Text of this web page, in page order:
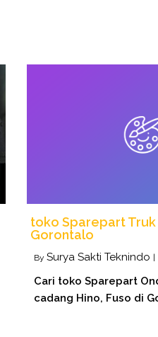
toko Sparepart Truk
Gorontalo
BySurya Sakti Teknindo |
Cari toko Sparepart
cadang Hino, Fuso di